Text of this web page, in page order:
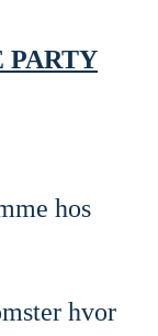
PARTY
hos
hvor